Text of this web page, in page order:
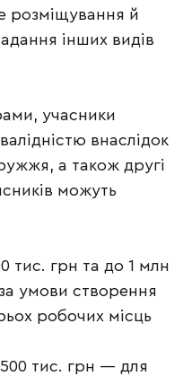
розміщування й
інших видів
учасники
внаслідок
а також другі
можуть
тис. грн та до 1 млн
умови створення
робочих місць
тис. грн — для